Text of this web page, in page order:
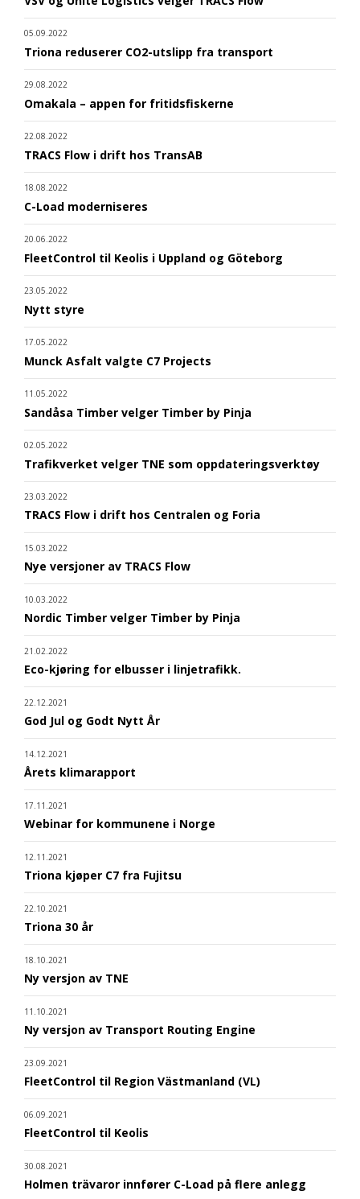
05.09.2022
Triona reduserer CO2-utslipp fra transport
29.08.2022
Omakala – appen for fritidsfiskerne
22.08.2022
TRACS Flow i drift hos TransAB
18.08.2022
C-Load moderniseres
20.06.2022
FleetControl til Keolis i Uppland og Göteborg
23.05.2022
Nytt styre
17.05.2022
Munck Asfalt valgte C7 Projects
11.05.2022
Sandåsa Timber velger Timber by Pinja
02.05.2022
Trafikverket velger TNE som oppdateringsverktøy
23.03.2022
TRACS Flow i drift hos Centralen og Foria
15.03.2022
Nye versjoner av TRACS Flow
10.03.2022
Nordic Timber velger Timber by Pinja
21.02.2022
Eco-kjøring for elbusser i linjetrafikk.
22.12.2021
God Jul og Godt Nytt År
14.12.2021
Årets klimarapport
17.11.2021
Webinar for kommunene i Norge
12.11.2021
Triona kjøper C7 fra Fujitsu
22.10.2021
Triona 30 år
18.10.2021
Ny versjon av TNE
11.10.2021
Ny versjon av Transport Routing Engine
23.09.2021
FleetControl til Region Västmanland (VL)
06.09.2021
FleetControl til Keolis
30.08.2021
Holmen trävaror innfører C-Load på flere anlegg